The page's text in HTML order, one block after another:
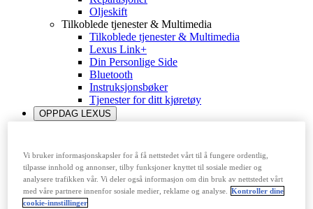
Oljeskift
Tilkoblede tjenester & Multimedia
Tilkoblede tjenester & Multimedia
Lexus Link+
Din Personlige Side
Bluetooth
Instruksjonsbøker
Tjenester for ditt kjøretøy
OPPDAG LEXUS
Presseomtaler
Elektrisk gjestfrihet
Håndverk
Loft by Lexus
Forsikring
Vi bruker informasjonskapsler for å få nettstedet vårt til å fungere ordentlig,
tilpasse innhold og annonser, tilby funksjoner knyttet til sosiale medier og
analysere trafikken vår. Vi deler også informasjon om din bruk av nettstedet vårt
med våre partnere innenfor sosiale medier, reklame og analyse.
Kontroller dine
cookie-innstillinger